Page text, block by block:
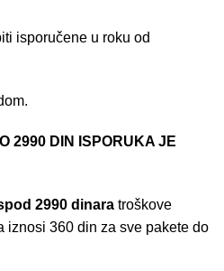
isporučene u roku od
2990 DIN ISPORUKA JE
2990 dinara troškove
iznosi 360 din za sve pakete do